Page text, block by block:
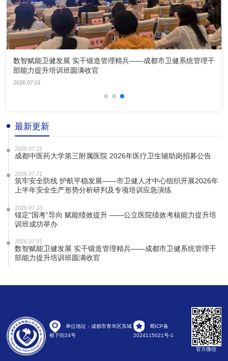
数智赋能卫健发展 实干锻造管理精兵——成都市卫健系统管理干
部能力提升培训班圆满收官
2026.07.01
最新更新
2026.07.21
成都中医药大学第三附属医院 2026年医疗卫生辅助岗招募公告
2026.07.21
筑牢安全防线 护航平稳发展——市卫健人才中心组织开展2026年
上半年安全生产形势分析研判及专项培训应急演练
2026.07.10
锚定“国考”导向 赋能绩效提升 ——公立医院绩效考核能力提升培
训班成功举办
2026.07.01
数智赋能卫健发展 实干锻造管理精兵——成都市卫健系统管理干
部能力提升培训班圆满收官
单位地址：成都市青羊区东城
根下街24号
蜀ICP备
2024115021号-1
官方微信